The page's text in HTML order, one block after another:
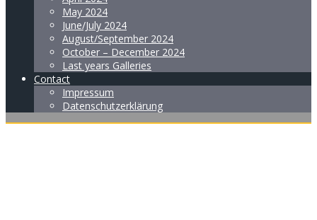
May 2024
June/July 2024
August/September 2024
October – December 2024
Last years Galleries
Contact
Impressum
Datenschutzerklärung